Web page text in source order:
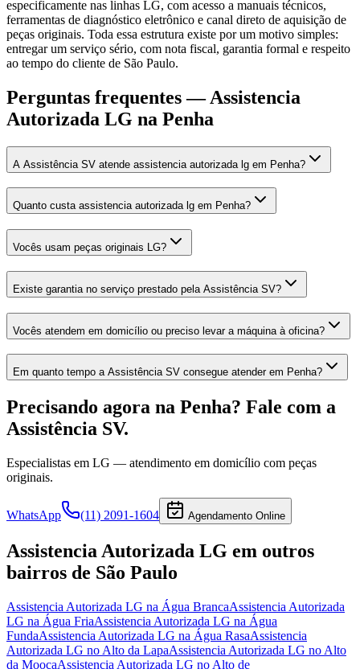
especificamente nas linhas LG, com acesso a manuais técnicos,
ferramentas de diagnóstico eletrônico e canal direto de aquisição de
peças originais. Toda essa estrutura existe por um motivo simples:
entregar um serviço sério, com nota fiscal, garantia formal e respeito
ao tempo do cliente de São Paulo.
Perguntas frequentes —Assistencia
Autorizada LG na Penha
A Assistência SV atende assistencia autorizada lg em Penha?
Quanto custa assistencia autorizada lg em Penha?
Vocês usam peças originais LG?
Existe garantia no serviço prestado pela Assistência SV?
Vocês atendem em domicílio ou preciso levar a máquina à oficina?
Em quanto tempo a Assistência SV consegue atender em Penha?
Precisando agora na Penha? Fale com a
Assistência SV.
Especialistas em LG — atendimento em domicílio com peças
originais.
WhatsApp (11) 2091-1604 Agendamento Online
Assistencia Autorizada LG em outros
bairros de São Paulo
Assistencia Autorizada LG na Água BrancaAssistencia Autorizada
LG na Água FriaAssistencia Autorizada LG na Água
FundaAssistencia Autorizada LG na Água RasaAssistencia
Autorizada LG no Alto da LapaAssistencia Autorizada LG no Alto
da MoocaAssistencia Autorizada LG no Alto de